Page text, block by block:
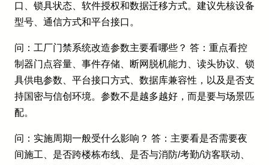
口、锁具状态、软件授权和数据迁移方式。建议先核设备
型号、通信方式和平台接口。
问：工厂门禁系统改造参数主要看哪些？ 答：重点看控
制器门点容量、事件存储、断网脱机能力、读头协议、锁
具供电参数、平台接口方式、数据库兼容性，以及是否支
持国密与信创环境。参数不是越多越好，而是要与场景匹
配。
问：实施周期一般受什么影响？ 答：主要看是否需要夜
间施工、是否跨楼栋布线、是否与消防/考勤/访客联动、